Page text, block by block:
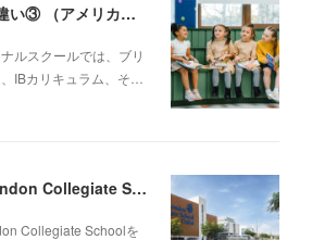
教育カリキュラムの違い③ （アメリカンカリキュラム編）
ルスクールでは、ブリ
IBカリキュラム、そ…
学校訪問 North London Collegiate School Middle East
Collegiate Schoolを